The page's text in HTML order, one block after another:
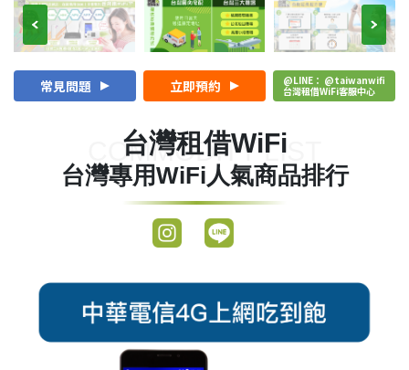
常見問題 立即預約
@LINE： @taiwanwifi
台灣租借WiFi客服中心
COMMODITY LIST
台灣租借WiFi
台灣專用WiFi人氣商品排行